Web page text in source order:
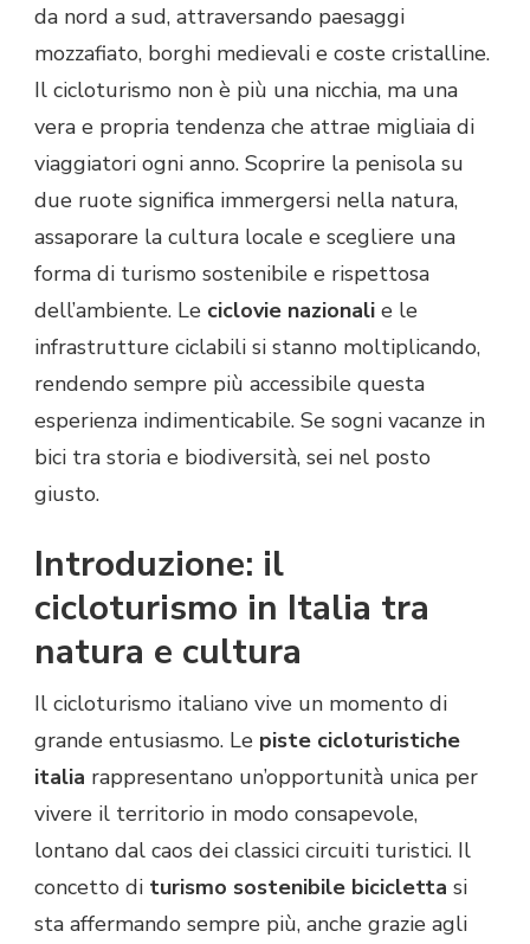
da nord a sud, attraversando paesaggi
mozzafiato, borghi medievali e coste cristalline.
Il cicloturismo non è più una nicchia, ma una
vera e propria tendenza che attrae migliaia di
viaggiatori ogni anno. Scoprire la penisola su
due ruote significa immergersi nella natura,
assaporare la cultura locale e scegliere una
forma di turismo sostenibile e rispettosa
dell’ambiente. Le ciclovie nazionali e le
infrastrutture ciclabili si stanno moltiplicando,
rendendo sempre più accessibile questa
esperienza indimenticabile. Se sogni vacanze in
bici tra storia e biodiversità, sei nel posto
giusto.
Introduzione: il
cicloturismo in Italia tra
natura e cultura
Il cicloturismo italiano vive un momento di
grande entusiasmo. Le piste cicloturistiche
italia rappresentano un’opportunità unica per
vivere il territorio in modo consapevole,
lontano dal caos dei classici circuiti turistici. Il
concetto di turismo sostenibile bicicletta si
sta affermando sempre più, anche grazie agli